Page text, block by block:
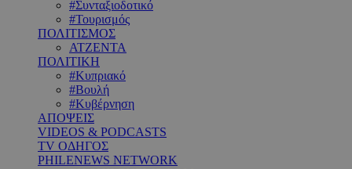
#Συνταξιοδοτικό
#Τουρισμός
ΠΟΛΙΤΙΣΜΟΣ
ΑΤΖΕΝΤΑ
ΠΟΛΙΤΙΚΗ
#Κυπριακό
#Βουλή
#Κυβέρνηση
ΑΠΟΨΕΙΣ
VIDEOS & PODCASTS
TV ΟΔΗΓΟΣ
PHILENEWS NETWORK